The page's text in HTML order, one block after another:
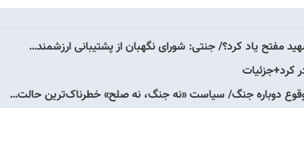
مفتح یاد کرد؟/ جنتی: شورای نگهبان از پشتیبانی ارزشمند…
کرد+جزئیات
دوباره جنگ/ سیاست «نه جنگ، نه صلح» خطرناک‌ترین حالت…